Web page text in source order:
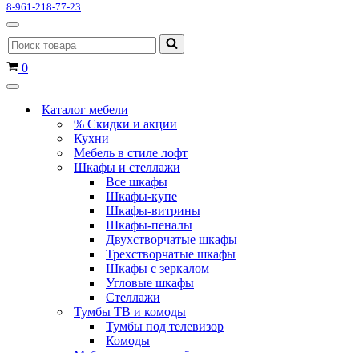
8-961-218-77-23
Меню
навигации
Искать...
Корзина
0
Меню
навигацииКаталог мебели
% Скидки и акции
Кухни
Мебель в стиле лофт
Шкафы и стеллажи
Все шкафы
Шкафы-купе
Шкафы-витрины
Шкафы-пеналы
Двухстворчатые шкафы
Трехстворчатые шкафы
Шкафы с зеркалом
Угловые шкафы
Стеллажи
Тумбы ТВ и комоды
Тумбы под телевизор
Комоды